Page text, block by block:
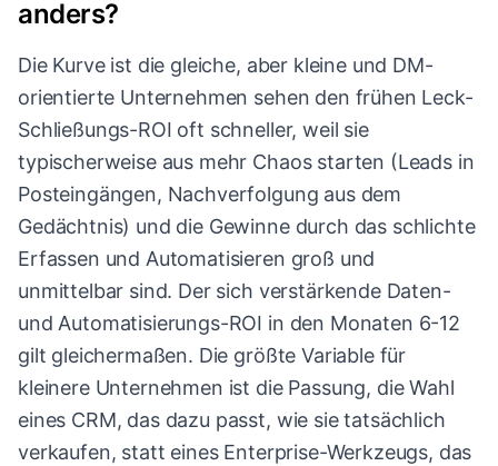
anders?
Die Kurve ist die gleiche, aber kleine und DM-
orientierte Unternehmen sehen den frühen Leck-
Schließungs-ROI oft schneller, weil sie
typischerweise aus mehr Chaos starten (Leads in
Posteingängen, Nachverfolgung aus dem
Gedächtnis) und die Gewinne durch das schlichte
Erfassen und Automatisieren groß und
unmittelbar sind. Der sich verstärkende Daten-
und Automatisierungs-ROI in den Monaten 6-12
gilt gleichermaßen. Die größte Variable für
kleinere Unternehmen ist die Passung, die Wahl
eines CRM, das dazu passt, wie sie tatsächlich
verkaufen, statt eines Enterprise-Werkzeugs, das